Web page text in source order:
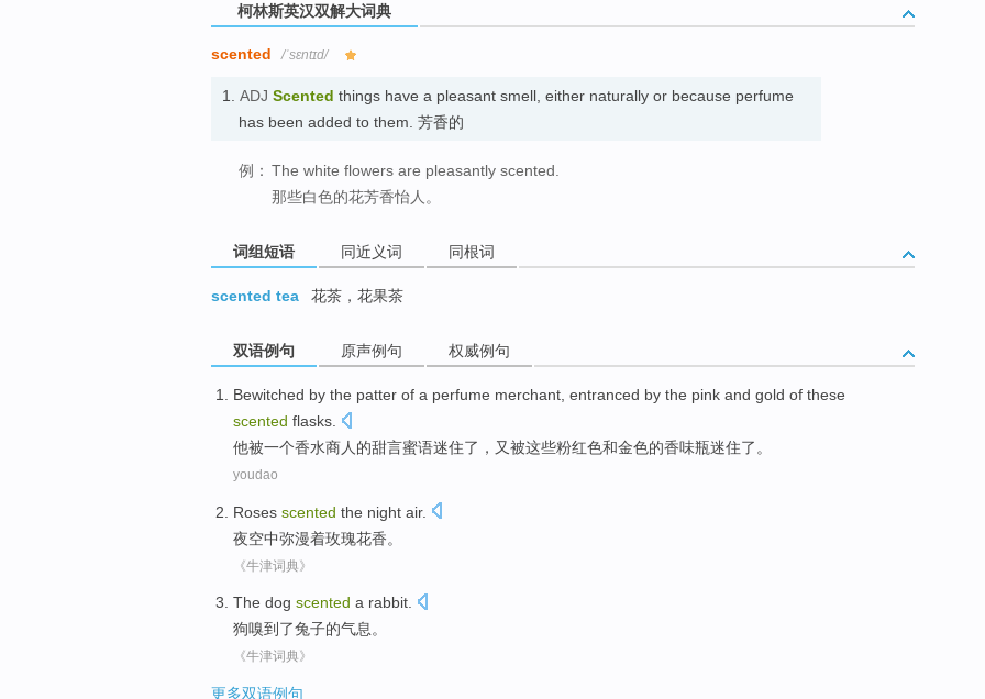
柯林斯英汉双解大词典
scented /ˈsɛntɪd/
1. ADJ Scented things have a pleasant smell, either naturally or because perfume
has been added to them. 芳香的
例： The white flowers are pleasantly scented.
那些白色的花芳香怡人。
词组短语 同近义词 同根词
scented tea 花茶，花果茶
双语例句 原声例句 权威例句
Bewitched by the patter of a perfume merchant entranced by the pink and gold of these
scented flasks
他被一个香水商人 的甜言蜜语迷住了，又被这些粉红色和金色的香味瓶迷住了。
youdao
Roses scented the night air.
夜空中弥漫着玫瑰花香。
《牛津词典》
The dog scented a rabbit.
狗嗅到 了兔子的气息。
《牛津词典》
更多双语例句